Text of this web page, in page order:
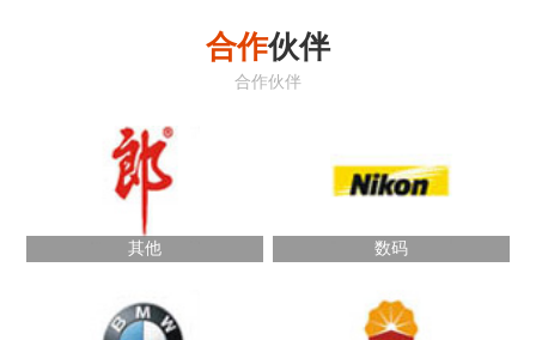
合作伙伴
合作伙伴
其他 数码